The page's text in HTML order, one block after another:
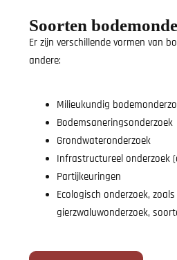
Soorten
Er zijn verschillende vormen van
andere:
Milieukundig
Bodemsaneringsonderzoek
Grondwateronderzoek
Infrastructureel onderzoek
Partijkeuringen
Ecologisch onderzoek, zoals
gierzwaluwonderzoek,